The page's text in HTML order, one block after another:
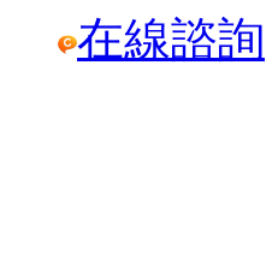
在線諮詢